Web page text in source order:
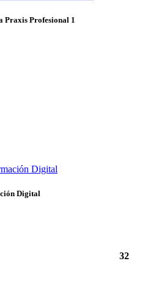
Praxis Profesional 1
Digital
Digital
32